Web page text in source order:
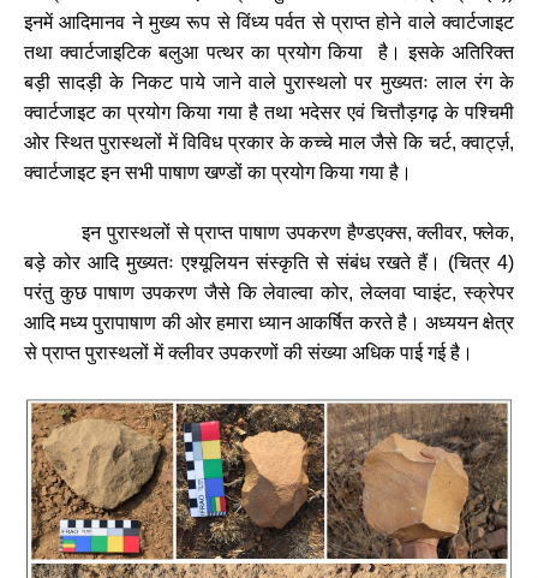
इनमें आदिमानव ने मुख्य रूप से विंध्य पर्वत से प्राप्त होने वाले क्वार्टजाइट
तथा क्वार्टजाइटिक बलुआ पत्थर का प्रयोग किया है। इसके अतिरिक्त
बड़ी सादड़ी के निकट पाये जाने वाले पुरास्थलो पर मुख्यतः लाल रंग के
क्वार्टजाइट का प्रयोग किया गया है तथा भदेसर एवं चित्तौड़गढ़ के पश्चिमी
ओर स्थित पुरास्थलों में विविध प्रकार के कच्चे माल जैसे कि चर्ट,क्वार्ट्ज़,
क्वार्टजाइट इन सभी पाषाण खण्डों का प्रयोग किया गया है।
इन पुरास्थलों से प्राप्त पाषाण उपकरण हैण्डएक्स,क्लीवर,फ्लेक,
बड़े कोर आदि मुख्यतः एश्यूलियन संस्कृति से संबंध रखते हैं। (चित्र 4)
परंतु कुछ पाषाण उपकरण जैसे कि लेवाल्वा कोर,लेव्लवा प्वाइंट,स्क्रेपर
आदि मध्य पुरापाषाण की ओर हमारा ध्यान आकर्षित करते है। अध्ययन क्षेत्र
से प्राप्त पुरास्थलों में क्लीवर उपकरणों की संख्या अधिक पाई गई है।